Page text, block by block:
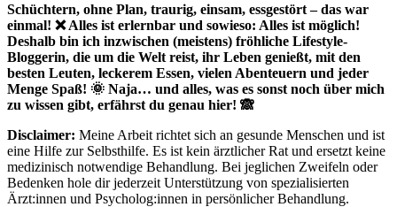
Schüchtern, ohne Plan, traurig, einsam, essgestört – das war
einmal! ❌ Alles ist erlernbar und sowieso: Alles ist möglich!
Deshalb bin ich inzwischen (meistens) fröhliche Lifestyle-
Bloggerin, die um die Welt reist, ihr Leben genießt, mit den
besten Leuten, leckerem Essen, vielen Abenteuern und jeder
Menge Spaß! 🌞 Naja… und alles, was es sonst noch über mich
zu wissen gibt, erfährst du genau hier! 🙈
Disclaimer: Meine Arbeit richtet sich an gesunde Menschen und ist
eine Hilfe zur Selbsthilfe. Es ist kein ärztlicher Rat und ersetzt keine
medizinisch notwendige Behandlung. Bei jeglichen Zweifeln oder
Bedenken hole dir jederzeit Unterstützung von spezialisierten
Ärzt:innen und Psycholog:innen in persönlicher Behandlung.